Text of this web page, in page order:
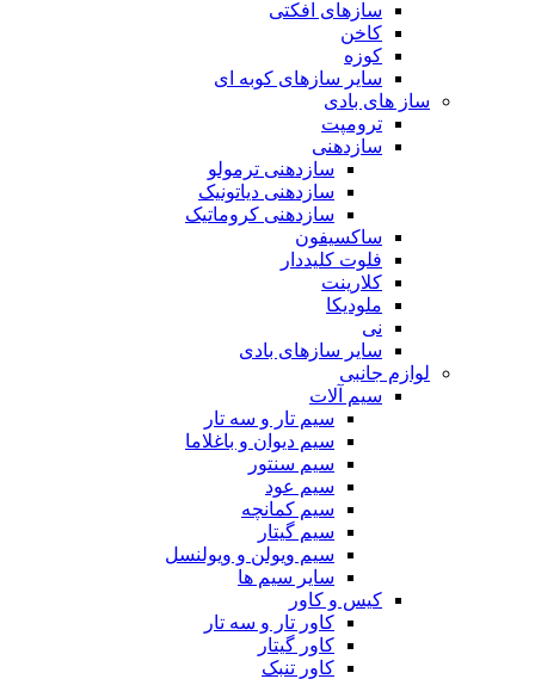
سازهای افکتی
کاخن
کوزه
سایر سازهای کوبه ای
ساز های بادی
ترومپت
سازدهنی
سازدهنی ترمولو
سازدهنی دیاتونیک
سازدهنی کروماتیک
ساکسیفون
فلوت کلیددار
کلارینت
ملودیکا
نی
سایر سازهای بادی
لوازم جانبی
سیم آلات
سیم تار و سه تار
سیم دیوان و باغلاما
سیم سنتور
سیم عود
سیم کمانچه
سیم گیتار
سیم ویولن و ویولنسل
سایر سیم ها
کیس و کاور
کاور تار و سه تار
کاور گیتار
کاور تنبک